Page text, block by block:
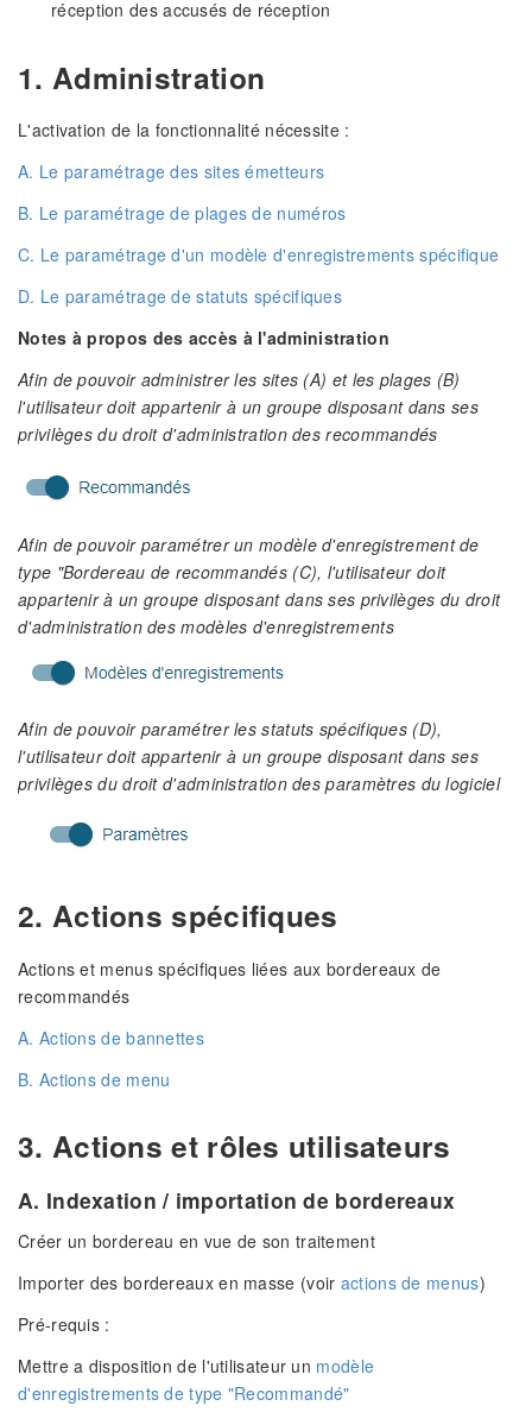
réception des accusés de réception
1. Administration
L'activation de la fonctionnalité nécessite :
A. Le paramétrage des sites émetteurs
B. Le paramétrage de plages de numéros
C. Le paramétrage d'un modèle d'enregistrements spécifique
D. Le paramétrage de statuts spécifiques
Notes à propos des accès à l'administration
Afin de pouvoir administrer les sites (A) et les plages (B)
l'utilisateur doit appartenir à un groupe disposant dans ses
privilèges du droit d'administration des recommandés
Afin de pouvoir paramétrer un modèle d'enregistrement de
type "Bordereau de recommandés (C), l'utilisateur doit
appartenir à un groupe disposant dans ses privilèges du droit
d'administration des modèles d'enregistrements
Afin de pouvoir paramétrer les statuts spécifiques (D),
l'utilisateur doit appartenir à un groupe disposant dans ses
privilèges du droit d'administration des paramètres du logiciel
2. Actions spécifiques
Actions et menus spécifiques liées aux bordereaux de
recommandés
A. Actions de bannettes
B. Actions de menu
3. Actions et rôles utilisateurs
A. Indexation / importation de bordereaux
Créer un bordereau en vue de son traitement
Importer des bordereaux en masse (voir actions de menus)
Pré-requis :
Mettre a disposition de l'utilisateur un modèle
d'enregistrements de type "Recommandé"